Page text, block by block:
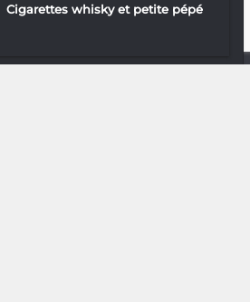
Cigarettes whisky et petite pépé